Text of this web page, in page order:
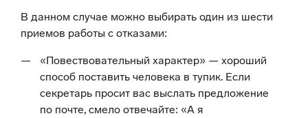
В данном случае можно выбирать один из шести
приемов работы с отказами:
«Повествовательный характер» — хороший
способ поставить человека в тупик. Если
секретарь просит вас выслать предложение
по почте, смело отвечайте: «А я